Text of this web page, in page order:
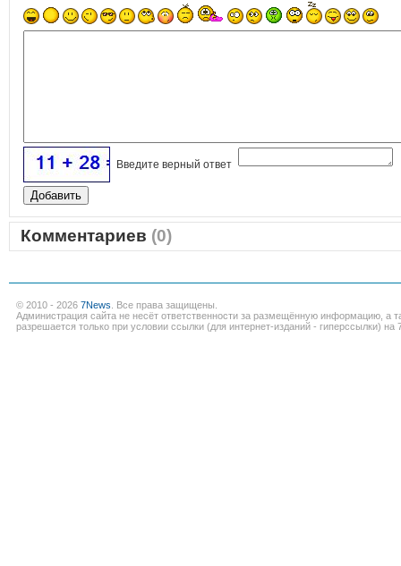
Введите верный ответ
Комментариев (0)
© 2010 - 2026 7News . Все права защищены.
Администрация сайта не несёт ответственности за размещённую информацию, а
разрешается только при условии ссылки (для интернет-изданий - гиперссылки) на